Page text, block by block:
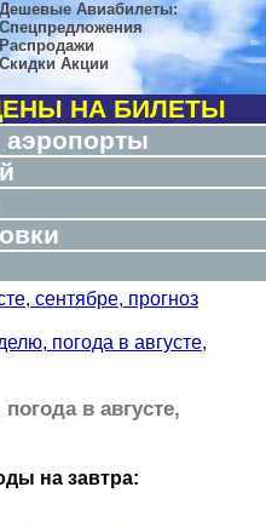
Дешевые Авиабилеты:
Спецпредложения
Распродажи
Скидки Акции
НА БИЛЕТЫ
сентябре, прогноз
погода в августе,
в августе,
на завтра: